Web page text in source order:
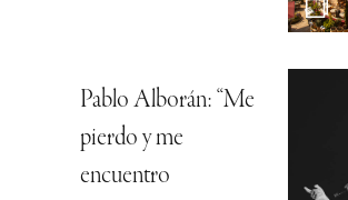
Pablo Alborán: “Me
pierdo y me
encuentro